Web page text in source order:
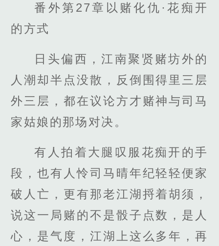
番外第27章以赌化仇·花痴开
的方式
日头偏西，江南聚贤赌坊外的
人潮却半点没散，反倒围得里三层
外三层，都在议论方才赌神与司马
家姑娘的那场对决。
有人拍着大腿叹服花痴开的手
段，也有人怜司马晴年纪轻轻便家
破人亡，更有那老江湖捋着胡须，
说这一局赌的不是骰子点数，是人
心，是气度，江湖上这么多年，再